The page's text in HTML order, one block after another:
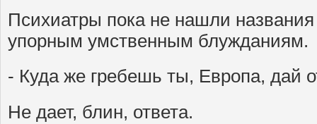
Психиатры пока не нашли
упорным умственным блужданиям.
- Куда же гребешь ты, Европа, дай
Не дает, блин, ответа.